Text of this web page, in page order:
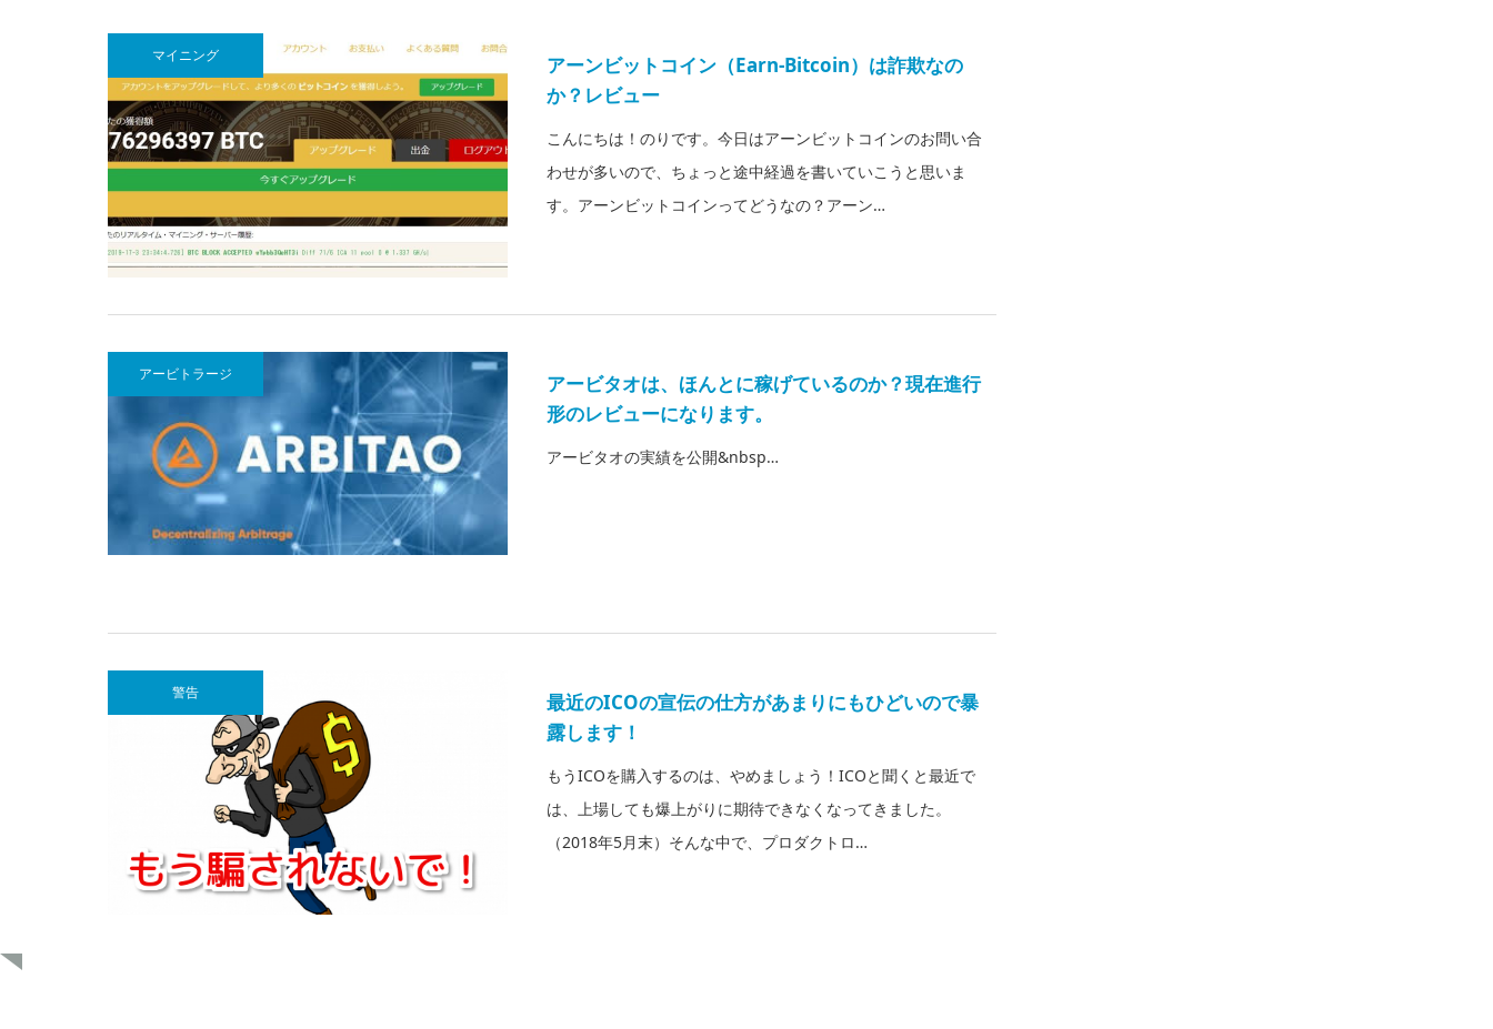
マイニング
アーンビットコイン（Earn-Bitcoin）は詐欺なの
か？レビュー
こんにちは！のりです。今日はアーンビットコインのお問い合
わせが多いので、ちょっと途中経過を書いていこうと思いま
す。アーンビットコインってどうなの？アーン…
アービトラージ
アービタオは、ほんとに稼げているのか？現在進行
形のレビューになります。
アービタオの実績を公開&nbsp…
警告
最近のICOの宣伝の仕方があまりにもひどいので暴
露します！
もうICOを購入するのは、やめましょう！ICOと聞くと最近で
は、上場しても爆上がりに期待できなくなってきました。
（2018年5月末）そんな中で、プロダクトロ…